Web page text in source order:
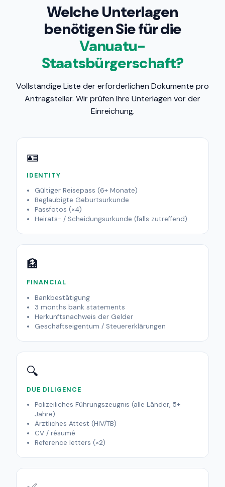
Welche Unterlagen
benötigen Sie für die
Vanuatu-
Staatsbürgerschaft?
Vollständige Liste der erforderlichen Dokumente pro
Antragsteller. Wir prüfen Ihre Unterlagen vor der
Einreichung.
🪪
IDENTITY
Gültiger Reisepass (6+ Monate)
Beglaubigte Geburtsurkunde
Passfotos (×4)
Heirats- / Scheidungsurkunde (falls zutreffend)
🏦
FINANCIAL
Bankbestätigung
3 months bank statements
Herkunftsnachweis der Gelder
Geschäftseigentum / Steuererklärungen
🔍
DUE DILIGENCE
Polizeiliches Führungszeugnis (alle Länder, 5+
Jahre)
Ärztliches Attest (HIV/TB)
CV / résumé
Reference letters (×2)